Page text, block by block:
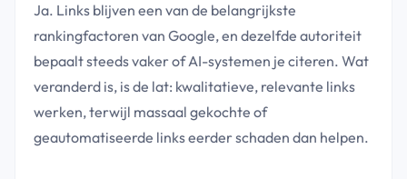
Ja. Links blijven een van de belangrijkste
rankingfactoren van Google, en dezelfde autoriteit
bepaalt steeds vaker of AI-systemen je citeren. Wat
veranderd is, is de lat: kwalitatieve, relevante links
werken, terwijl massaal gekochte of
geautomatiseerde links eerder schaden dan helpen.